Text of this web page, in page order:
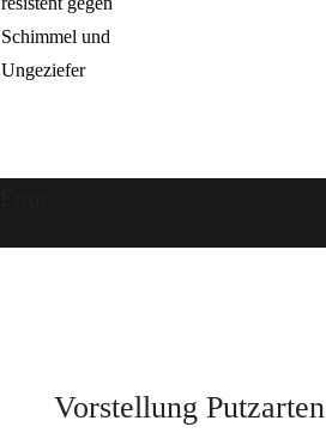
Schimmel und
Ungeziefer
Vorstellung Putzarten